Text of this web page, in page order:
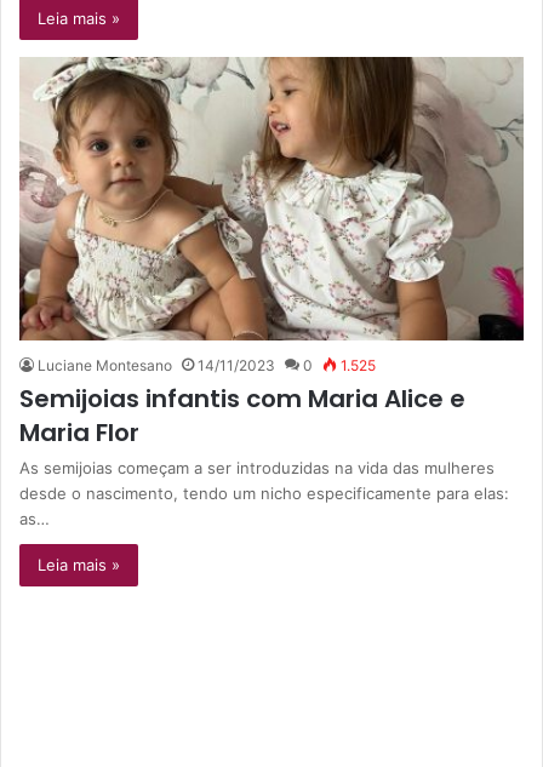
Leia mais »
Luciane Montesano 14/11/2023 0 1.525
Semijoias infantis com Maria Alice e
Maria Flor
As semijoias começam a ser introduzidas na vida das mulheres
desde o nascimento, tendo um nicho especificamente para elas:
as…
Leia mais »